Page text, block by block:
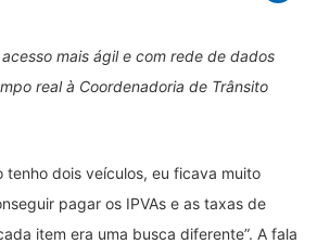
mais ágil e com rede de dados
real à Coordenadoria de Trânsito
tenho dois veículos, eu ficava muito
pagar os IPVAs e as taxas de
item era uma busca diferente”. A fala